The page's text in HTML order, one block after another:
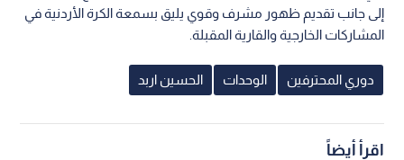
إلى جانب تقديم ظهور مشرف وقوي يليق بسمعة الكرة الأردنية في
المشاركات الخارجية والقارية المقبلة.
دوري المحترفين الوحدات الحسين اربد
اقرأ أيضاً